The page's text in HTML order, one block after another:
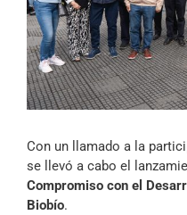
Con un llamado a la
se llevó a cabo el
Compromiso con el
Biobío.